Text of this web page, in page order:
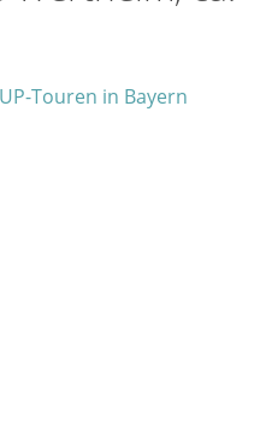
Touren in Bayern